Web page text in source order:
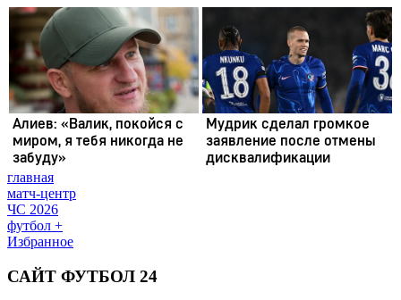
главная
матч-центр
ЧС 2026
футбол +
Избранное
САЙТ ФУТБОЛ 24